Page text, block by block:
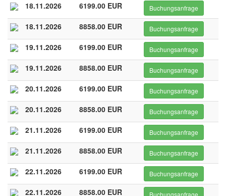
18.11.2026 6199.00 EUR Buchungsanfrage
18.11.2026 8858.00 EUR Buchungsanfrage
19.11.2026 6199.00 EUR Buchungsanfrage
19.11.2026 8858.00 EUR Buchungsanfrage
20.11.2026 6199.00 EUR Buchungsanfrage
20.11.2026 8858.00 EUR Buchungsanfrage
21.11.2026 6199.00 EUR Buchungsanfrage
21.11.2026 8858.00 EUR Buchungsanfrage
22.11.2026 6199.00 EUR Buchungsanfrage
22.11.2026 8858.00 EUR Buchungsanfrage